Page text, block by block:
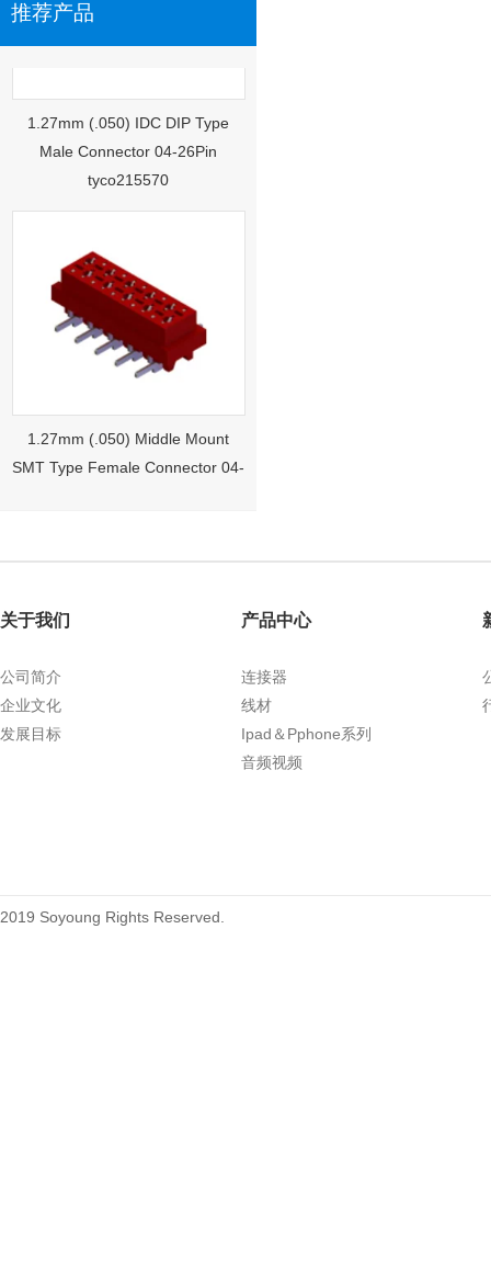
推荐产品
Male Connector 04-26Pin
SMT Type Female Connector 04-
26Pin Tyco 188275
1.27mm (.050) Right Angle DIP
Type Female Connector 04-26Pin
关于我们
公司简介
企业文化
发展目标
产品中心
连接器
线材
Ipad＆Pphone系列
音频视频
2019 Soyoung Rights Reserved.